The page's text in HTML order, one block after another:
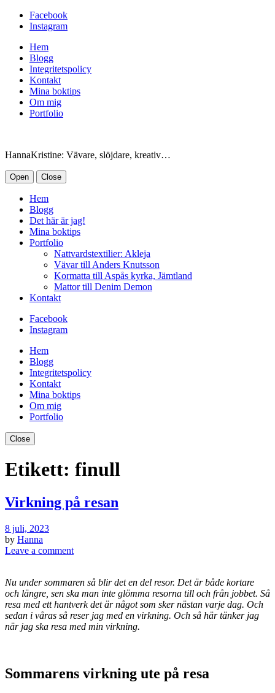
Facebook
Instagram
Hem
Blogg
Integritetspolicy
Kontakt
Mina boktips
Om mig
Portfolio
HannaKristine: Vävare, slöjdare, kreativ…
Open Close
Hem
Blogg
Det här är jag!
Mina boktips
Portfolio
Nattvardstextilier: Akleja
Vävar till Anders Knutsson
Kormatta till Aspås kyrka, Jämtland
Mattor till Denim Demon
Kontakt
Facebook
Instagram
Hem
Blogg
Integritetspolicy
Kontakt
Mina boktips
Om mig
Portfolio
Close
Etikett: finull
Virkning på resan
8 juli, 2023
by Hanna
Leave a comment
Nu under sommaren så blir det en del resor. Det är både kortare
och längre, sen ska man inte glömma resorna till och från jobbet. Så
resa med ett hantverk det är något som sker nästan varje dag. Och
sedan i våras så reser jag med en virkning. Och så här tänker jag
när jag ska resa med min virkning.
Sommarens virkning ute på resa